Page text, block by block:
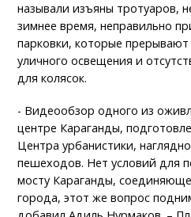
называли изъяны тротуаров,
зимнее время, неправильно
парковки, которые
уличного освещения и
для колясок.
- Видеообзор одного из
центре Караганды,
Центра урбанистики,
пешеходов. Нет условий для
мосту Караганды,
города, этот же вопрос